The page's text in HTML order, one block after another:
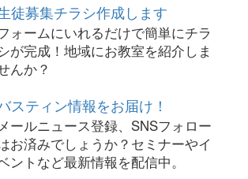
徒募集チラシ作成します
ォームにいれるだけで簡単にチラ
が完成！地域にお教室を紹介しま
んか？
スティン情報をお届け！
メールニュース登録、SNSフォロー
お済みでしょうか？セミナーやイ
ントなど最新情報を配信中。